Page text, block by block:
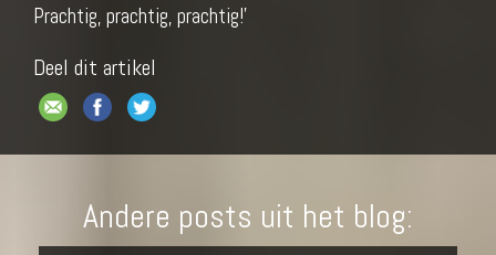
Prachtig, prachtig, prachtig!'
Deel dit artikel
Andere posts uit het blog: